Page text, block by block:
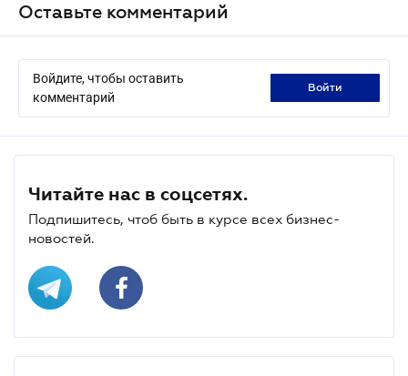
Оставьте комментарий
Войдите, чтобы оставить
комментарий
войти
Читайте нас в соцсетях.
Подпишитесь, чтоб быть в курсе всех бизнес-
новостей.